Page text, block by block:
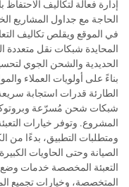
إدارة فعالة لتكاليف
الحاجة مع جداول المشاريع
في الموقع ويقلص تكاليف
المحايدة شبكات نقل متعددة
الحديدية والشحن الجوي
بناءً على أولويات العملاء
الطارئة قدرات استجابة
شبكات شحن مُسرّعة
المشروع. وتوفر خيارات
ومتطلبات التطبيق، بدءًا من
الصيانة وحتى الحاويات
التعبئة المخصصة خدمات وضع
المتخصصة، وخيارات تجميع